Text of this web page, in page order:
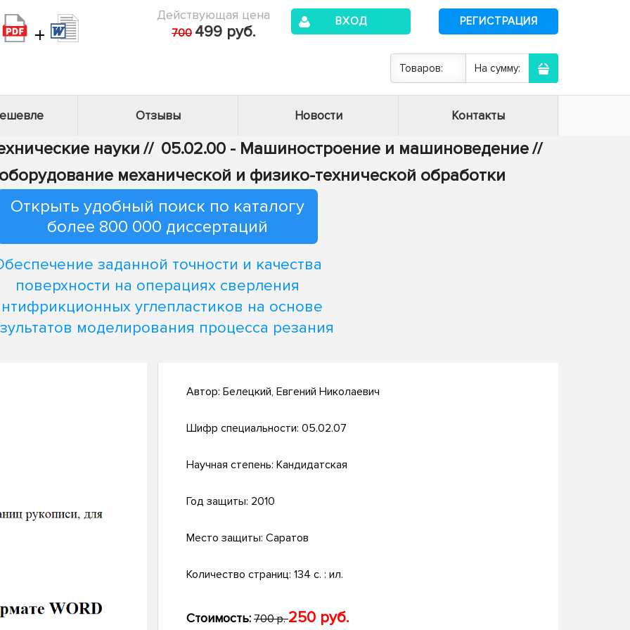
+
Действующая цена
700 499 руб.
ВХОД РЕГИСТРАЦИЯ
Товаров: На сумму:
Отзывы Новости Контакты
науки // 05.02.00 - Машиностроение и машиноведение//
механической и физико-технической обработки
Открыть удобный поиск по каталогу
более 800 000 диссертаций
заданной точности и качества
поверхности на операциях сверления
углепластиков на основе
моделирования процесса резания
Автор: Белецкий, Евгений Николаевич
Шифр специальности: 05.02.07
Научная степень: Кандидатская
Год защиты: 2010
Место защиты: Саратов
Количество страниц: 134 с. : ил.
Стоимость: 700 р.250 руб.